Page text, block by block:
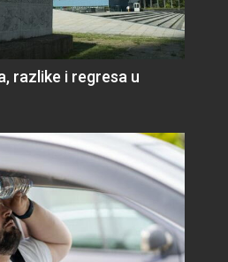
razlike i regresa u